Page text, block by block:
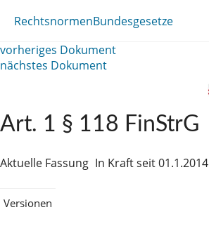
RechtsnormenBundesgesetze
vorheriges Dokument
nächstes Dokument
Art. 1 § 118 FinStrG
Aktuelle Fassung In Kraft seit 01.1.2014
Versionen